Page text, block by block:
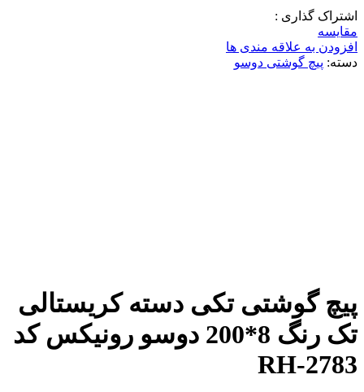
اشتراک گذاری :
مقایسه
افزودن به علاقه مندی ها
دسته: پیچ گوشتی دوسو
پیچ گوشتی تکی دسته کریستالی
تک رنگ 8*200 دوسو رونیکس کد
RH-2783